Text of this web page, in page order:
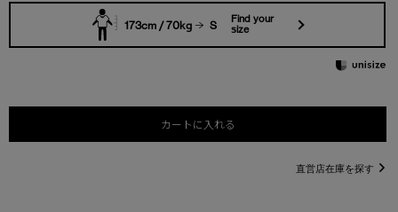
173cm / 70kg S
Find your
size
カートに入れる
直営店在庫を探す